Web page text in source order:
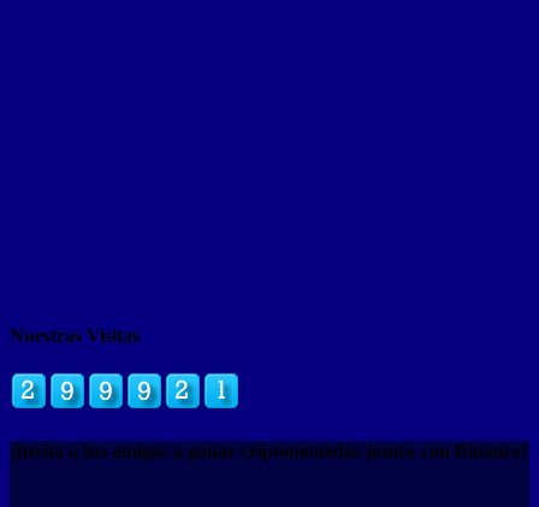
Nuestras Visitas
¡Invita a tus amigos a ganar criptomonedas juntos con Binance!